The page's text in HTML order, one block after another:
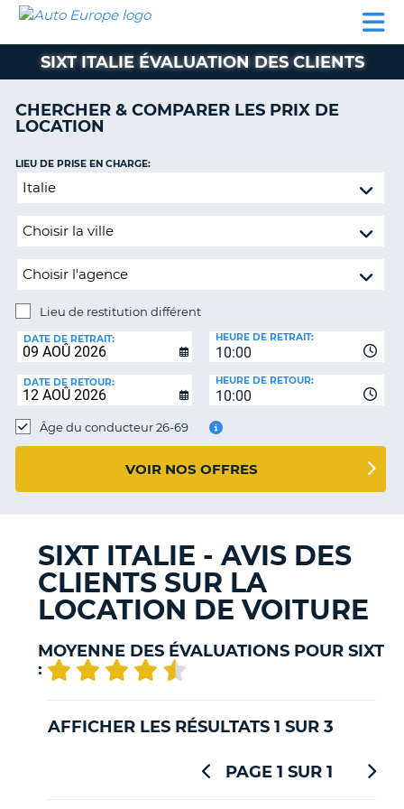
LOCATION
VOITURE
CLIENT
AUTO
EUROPE
LOCATION
VOITURE
MOTORHOMES
PARTENAIRES
CLIENT
MON
RÉSERVATION
SUISSE
LANGUE
SIXT ITALIE ÉVALUATION DES CLIENTS
CHERCHER & COMPARER LES PRIX DE
LOCATION
Lieu
restitution
LIEU DE PRISE EN CHARGE:
Lieu de restitution différent
DE
RESTITUTION:
DATE DE RETRAIT:
10:00
HEURE DE RETRAIT:
DATE DE RETOUR:
10:00
HEURE DE RETOUR:
Âge du conducteur 26-69
VOIR NOS OFFRES
SIXT ITALIE - AVIS DES
CLIENTS SUR LA
LOCATION DE VOITURE
MOYENNE DES ÉVALUATIONS POUR SIXT
:
AFFICHER LES RÉSULTATS 1 SUR 3
PAGE 1 SUR 1